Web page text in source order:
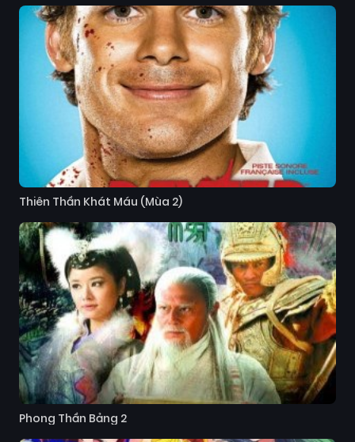
Thiên Thần Khát Máu (Mùa 2)
Phong Thần Bảng 2